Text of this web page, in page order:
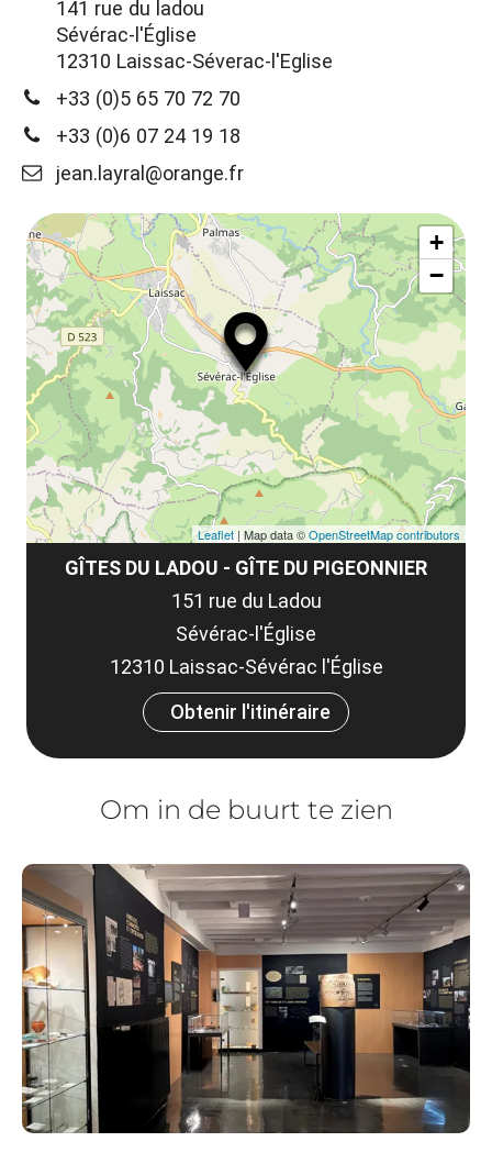
141 rue du ladou
Sévérac-l'Église
12310 Laissac-Séverac-l'Eglise
+33 (0)5 65 70 72 70
+33 (0)6 07 24 19 18
jean.layral@orange.fr
GÎTES DU LADOU - GÎTE DU PIGEONNIER
151 rue du Ladou
Sévérac-l'Église
12310 Laissac-Sévérac l'Église
Obtenir l'itinéraire
+
−
Leaflet | Map data ©OpenStreetMap contributors
Om in de buurt te zien